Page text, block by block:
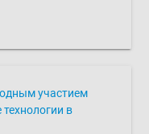
участием
в